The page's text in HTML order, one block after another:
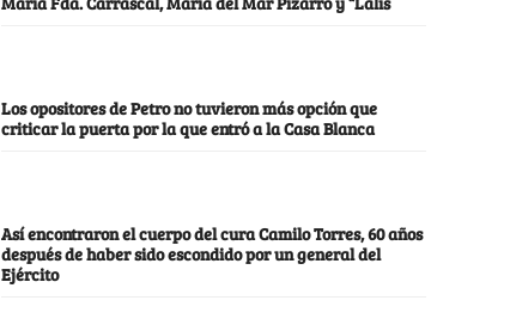
Los opositores de Petro no tuvieron más opción que
criticar la puerta por la que entró a la Casa Blanca
Así encontraron el cuerpo del cura Camilo Torres, 60 años
después de haber sido escondido por un general del
Ejército